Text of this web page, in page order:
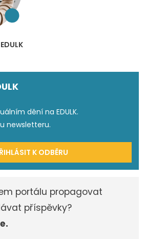
dění na EDULK.
newsletteru.
K ODBĚRU
portálu propagovat
příspěvky?